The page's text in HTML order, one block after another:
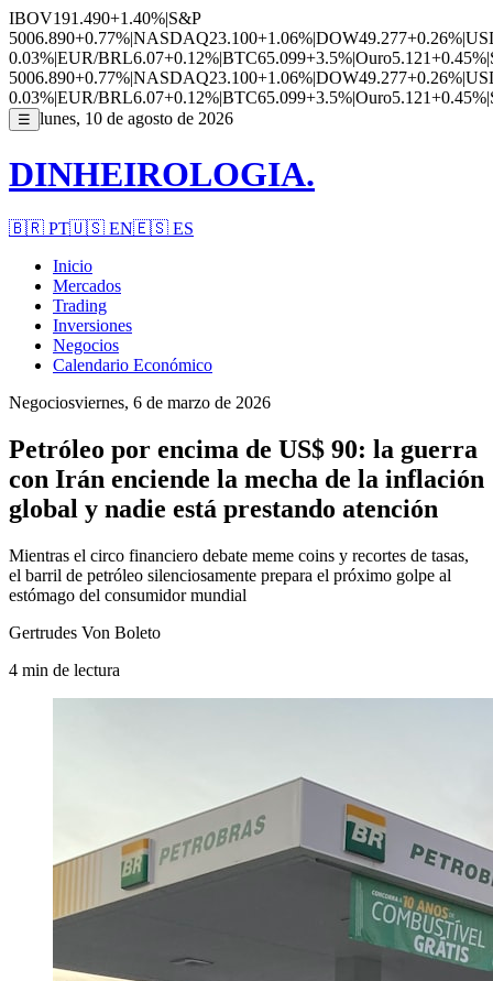
IBOV191.490+1.40%|S&P
5006.890+0.77%|NASDAQ23.100+1.06%|DOW49.277+0.26%|
0.03%|EUR/BRL6.07+0.12%|BTC65.099+3.5%|Ouro5.121+0.45%|
5006.890+0.77%|NASDAQ23.100+1.06%|DOW49.277+0.26%|
0.03%|EUR/BRL6.07+0.12%|BTC65.099+3.5%|Ouro5.121+0.45%|
☰ lunes, 10 de agosto de 2026
DINHEIROLOGIA.
🇧🇷 PT🇺🇸 EN🇪🇸 ES
Inicio
Mercados
Trading
Inversiones
Negocios
Calendario Económico
Negociosviernes, 6 de marzo de 2026
Petróleo por encima de US$ 90: la guerra
con Irán enciende la mecha de la inflación
global y nadie está prestando atención
Mientras el circo financiero debate meme coins y recortes de tasas,
el barril de petróleo silenciosamente prepara el próximo golpe al
estómago del consumidor mundial
Gertrudes Von Boleto
4 min de lectura